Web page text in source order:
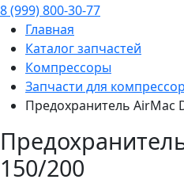
8 (999) 800-30-77
Главная
Каталог запчастей
Компрессоры
Запчасти для
Предохранитель AirMac
150/200